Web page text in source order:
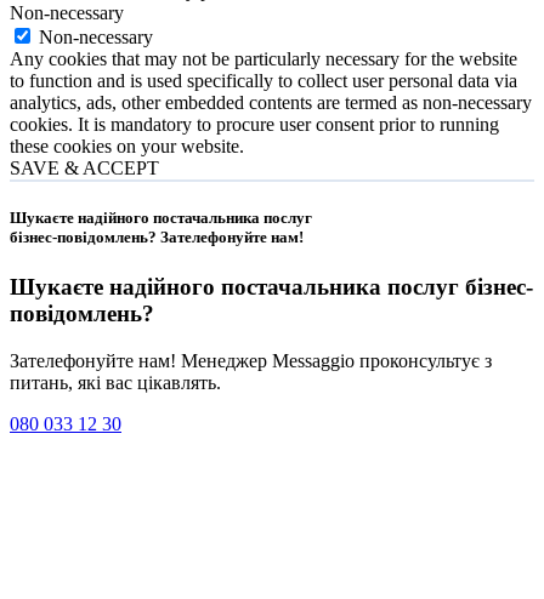
Non-necessary
Non-necessary
Any cookies that may not be particularly necessary for the website
to function and is used specifically to collect user personal data via
analytics, ads, other embedded contents are termed as non-necessary
cookies. It is mandatory to procure user consent prior to running
these cookies on your website.
SAVE & ACCEPT
Шукаєте надійного постачальника послуг
бізнес-повідомлень? Зателефонуйте нам!
Шукаєте надійного постачальника послуг бізнес-
повідомлень?
Зателефонуйте нам! Менеджер Messaggio проконсультує з
питань, які вас цікавлять.
080 033 12 30